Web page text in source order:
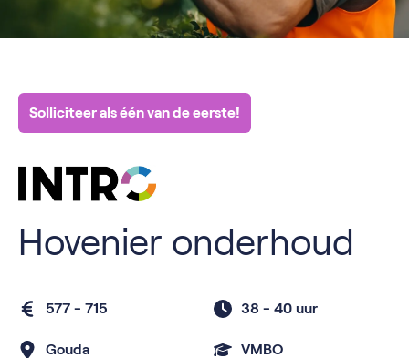
Solliciteer als één van de eerste!
Hovenier onderhoud
577 - 715 38 - 40 uur
Gouda VMBO